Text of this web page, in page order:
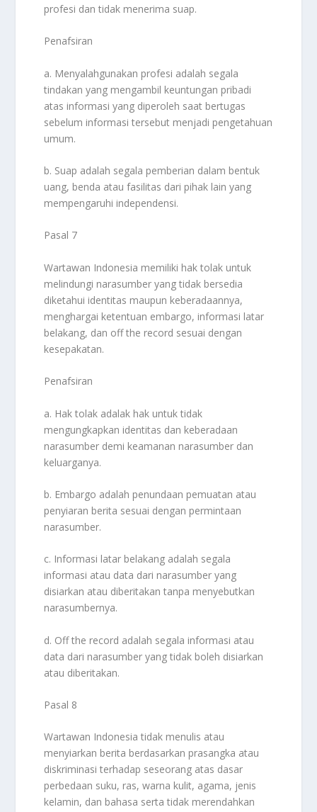
profesi dan tidak menerima suap.
Penafsiran
a. Menyalahgunakan profesi adalah segala
tindakan yang mengambil keuntungan pribadi
atas informasi yang diperoleh saat bertugas
sebelum informasi tersebut menjadi pengetahuan
umum.
b. Suap adalah segala pemberian dalam bentuk
uang, benda atau fasilitas dari pihak lain yang
mempengaruhi independensi.
Pasal 7
Wartawan Indonesia memiliki hak tolak untuk
melindungi narasumber yang tidak bersedia
diketahui identitas maupun keberadaannya,
menghargai ketentuan embargo, informasi latar
belakang, dan off the record sesuai dengan
kesepakatan.
Penafsiran
a. Hak tolak adalak hak untuk tidak
mengungkapkan identitas dan keberadaan
narasumber demi keamanan narasumber dan
keluarganya.
b. Embargo adalah penundaan pemuatan atau
penyiaran berita sesuai dengan permintaan
narasumber.
c. Informasi latar belakang adalah segala
informasi atau data dari narasumber yang
disiarkan atau diberitakan tanpa menyebutkan
narasumbernya.
d. Off the record adalah segala informasi atau
data dari narasumber yang tidak boleh disiarkan
atau diberitakan.
Pasal 8
Wartawan Indonesia tidak menulis atau
menyiarkan berita berdasarkan prasangka atau
diskriminasi terhadap seseorang atas dasar
perbedaan suku, ras, warna kulit, agama, jenis
kelamin, dan bahasa serta tidak merendahkan